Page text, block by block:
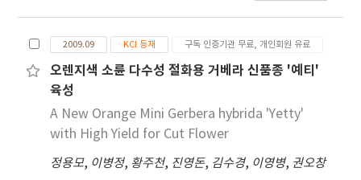
서 3회에 걸쳐 조사하였다. ‘Fiore’의 자연개화기
는 10월 24일경이며, 일장조절에 의해 주년 재배가
가능하다. 꽃 크기는 2.8cm이며, 가을재배에 있어서
착화수는 33.8개이다. 봄 촉성재배시 개화소요일수가
48일이며, 가 을 자연재배시의 절화수명은 23.2일로
긴 편이다. 이 품종은 2011년 국립 종자원에 품종 등
록되었다.
2009.09 KCI 등재 구독 인증기관 무료, 개인회원 유료
오렌지색 소륜 다수성 절화용 거베라 신품종 '예티'
육성
A New Orange Mini Gerbera hybrida 'Yetty'
with High Yield for Cut Flower
정용모, 이병정, 황주천, 진영돈, 김수경, 이영병, 권오창